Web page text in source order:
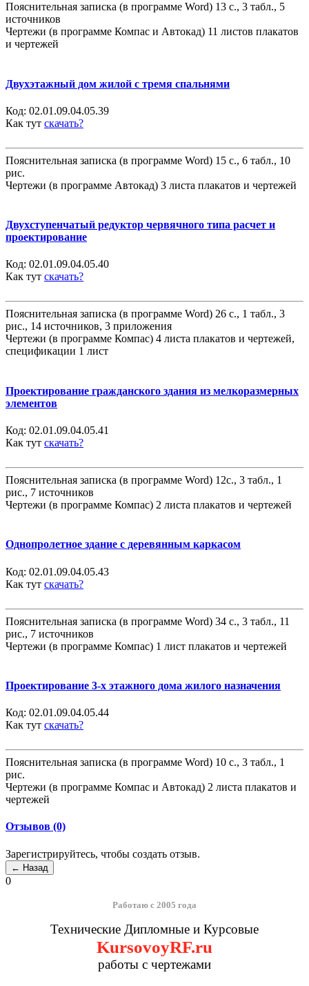
Пояснительная записка (в программе Word) 13 с., 3 табл., 5
источников
Чертежи (в программе Компас и Автокад) 11 листов плакатов
и чертежей
Двухэтажный дом жилой с тремя спальнями
Код: 02.01.09.04.05.39
Как тут скачать?
Пояснительная записка (в программе Word) 15 с., 6 табл., 10
рис.
Чертежи (в программе Автокад) 3 листа плакатов и чертежей
Двухступенчатый редуктор червячного типа расчет и
проектирование
Код: 02.01.09.04.05.40
Как тут скачать?
Пояснительная записка (в программе Word) 26 с., 1 табл., 3
рис., 14 источников, 3 приложения
Чертежи (в программе Компас) 4 листа плакатов и чертежей,
спецификации 1 лист
Проектирование гражданского здания из мелкоразмерных
элементов
Код: 02.01.09.04.05.41
Как тут скачать?
Пояснительная записка (в программе Word) 12с., 3 табл., 1
рис., 7 источников
Чертежи (в программе Компас) 2 листа плакатов и чертежей
Однопролетное здание с деревянным каркасом
Код: 02.01.09.04.05.43
Как тут скачать?
Пояснительная записка (в программе Word) 34 с., 3 табл., 11
рис., 7 источников
Чертежи (в программе Компас) 1 лист плакатов и чертежей
Проектирование 3-х этажного дома жилого назначения
Код: 02.01.09.04.05.44
Как тут скачать?
Пояснительная записка (в программе Word) 10 с., 3 табл., 1
рис.
Чертежи (в программе Компас и Автокад) 2 листа плакатов и
чертежей
Отзывов (0)
Зарегистрируйтесь, чтобы создать отзыв.
0
Работаю с 2005 года
Технические Дипломные и Курсовые
KursovoyRF.ru
работы с чертежами